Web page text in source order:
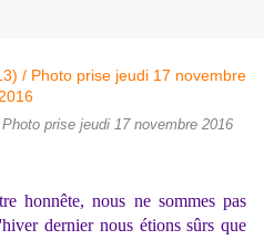
prise jeudi 17 novembre 2016
honnête, nous ne sommes pas
dernier nous étions sûrs que